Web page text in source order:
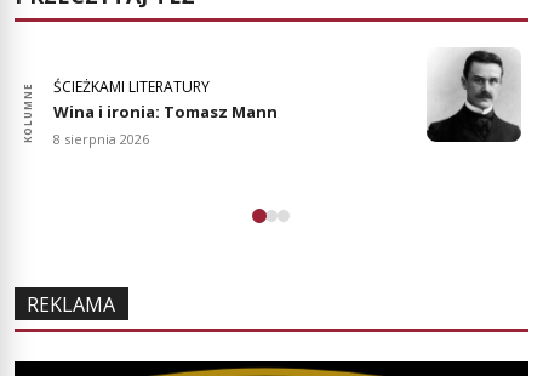
KOLUMNE ŚCIEŻKAMI LITERATURY
Wina i ironia: Tomasz Mann
8 sierpnia 2026
REKLAMA